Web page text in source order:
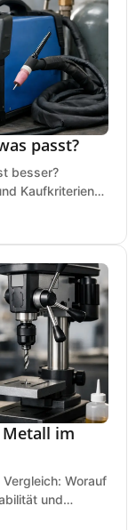
passt?
besser?
Kaufkriterien
im
Worauf
und